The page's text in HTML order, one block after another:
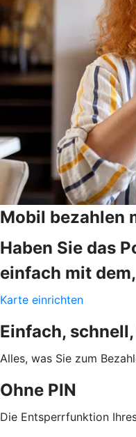
Mobil bezahlen
Haben Sie das
einfach mit
Karte einrichten
Einfach,
Alles, was Sie zum
Ohne PIN
Die Entsperrfunktion